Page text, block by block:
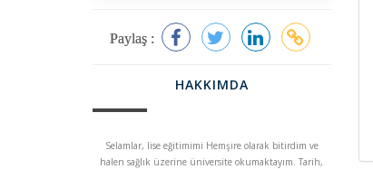
Paylaş :
HAKKIMDA
Selamlar, lise eğitimimi Hemşire olarak bitirdim ve
halen sağlık üzerine üniversite okumaktayım. Tarih,